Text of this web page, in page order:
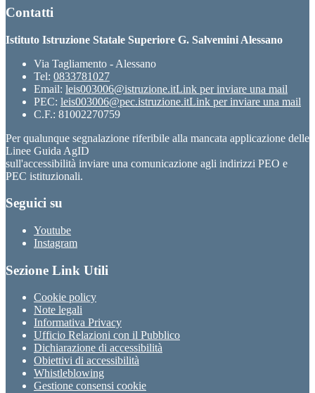
Contatti
Istituto Istruzione Statale Superiore G. Salvemini Alessano
Via Tagliamento - Alessano
Tel: 0833781027
Email: leis003006@istruzione.itLink per inviare una mail
PEC: leis003006@pec.istruzione.itLink per inviare una mail
C.F.: 81002270759
Per qualunque segnalazione riferibile alla mancata applicazione delle
Linee Guida AgID
sull'accessibilità inviare una comunicazione agli indirizzi PEO e
PEC istituzionali.
Seguici su
Youtube
Instagram
Sezione Link Utili
Cookie policy
Note legali
Informativa Privacy
Ufficio Relazioni con il Pubblico
Dichiarazione di accessibilità
Obiettivi di accessibilità
Whistleblowing
Gestione consensi cookie